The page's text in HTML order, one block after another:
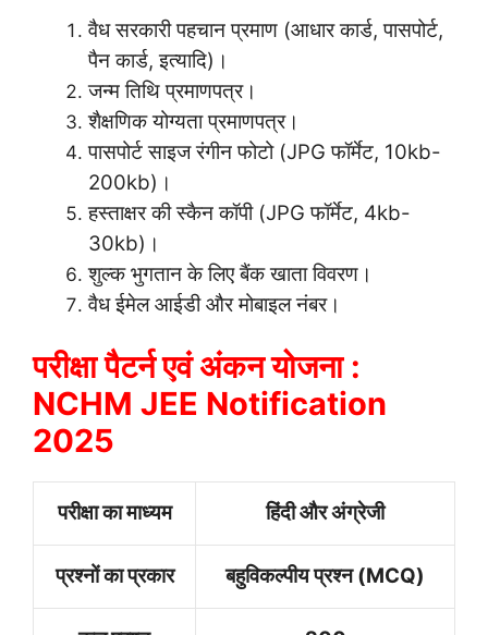
वैध सरकारी पहचान प्रमाण (आधार कार्ड, पासपोर्ट,
पैन कार्ड, इत्यादि)।
जन्म तिथि प्रमाणपत्र।
शैक्षणिक योग्यता प्रमाणपत्र।
पासपोर्ट साइज रंगीन फोटो (JPG फॉर्मेट, 10kb-
200kb)।
हस्ताक्षर की स्कैन कॉपी (JPG फॉर्मेट, 4kb-
30kb)।
शुल्क भुगतान के लिए बैंक खाता विवरण।
वैध ईमेल आईडी और मोबाइल नंबर।
परीक्षा पैटर्न एवं अंकन योजना :
NCHM JEE Notification
2025
परीक्षा का माध्यम हिंदी और अंग्रेजी
प्रश्नों का प्रकार बहुविकल्पीय प्रश्न (MCQ)